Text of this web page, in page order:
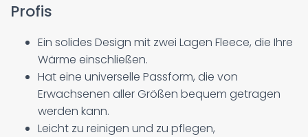
Profis
Ein solides Design mit zwei Lagen Fleece, die Ihre
Wärme einschließen.
Hat eine universelle Passform, die von
Erwachsenen aller Größen bequem getragen
werden kann.
Leicht zu reinigen und zu pflegen,